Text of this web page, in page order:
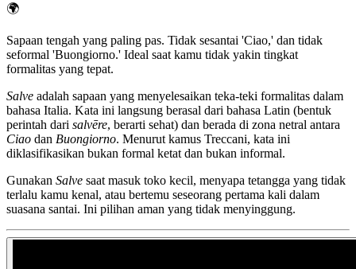
🌍
Sapaan tengah yang paling pas. Tidak sesantai 'Ciao,' dan tidak
seformal 'Buongiorno.' Ideal saat kamu tidak yakin tingkat
formalitas yang tepat.
Salve adalah sapaan yang menyelesaikan teka-teki formalitas dalam
bahasa Italia. Kata ini langsung berasal dari bahasa Latin (bentuk
perintah dari salvēre, berarti sehat) dan berada di zona netral antara
Ciao dan Buongiorno. Menurut kamus Treccani, kata ini
diklasifikasikan bukan formal ketat dan bukan informal.
Gunakan Salve saat masuk toko kecil, menyapa tetangga yang tidak
terlalu kamu kenal, atau bertemu seseorang pertama kali dalam
suasana santai. Ini pilihan aman yang tidak menyinggung.